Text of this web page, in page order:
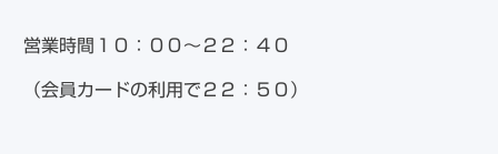
営業時間１０：００～２２：４０
（会員カードの利用で２２：５０）